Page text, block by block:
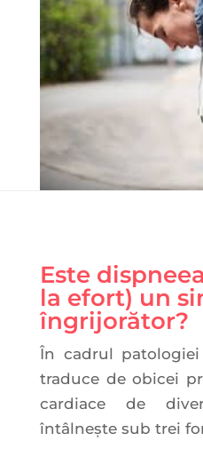
Este
la efort) un
îngrijorător?
În cadrul patologiei
traduce de obicei
cardiace de
întâlneşte sub trei